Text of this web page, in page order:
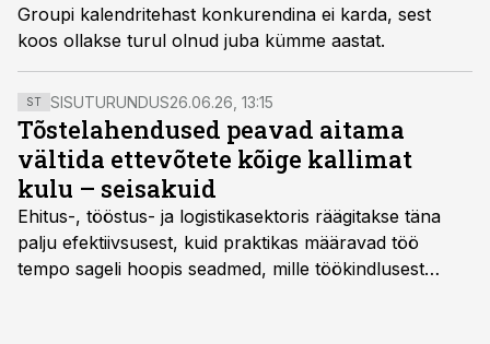
Groupi kalendritehast konkurendina ei karda, sest
koos ollakse turul olnud juba kümme aastat.
ST SISUTURUNDUS26.06.26, 13:15
Tõstelahendused peavad aitama
vältida ettevõtete kõige kallimat
kulu – seisakuid
Ehitus-, tööstus- ja logistikasektoris räägitakse täna
palju efektiivsusest, kuid praktikas määravad töö
tempo sageli hoopis seadmed, mille töökindlusest